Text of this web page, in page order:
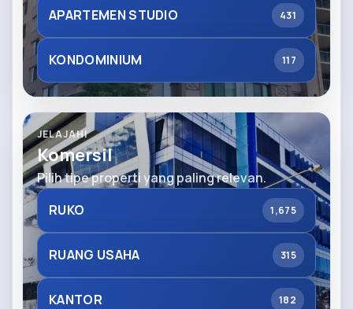
APARTEMEN STUDIO 431
KONDOMINIUM 117
JELAJAHI
Komersil
Pilih tipe properti yang paling relevan.
RUKO
1,675
RUANG USAHA 315
KANTOR 182